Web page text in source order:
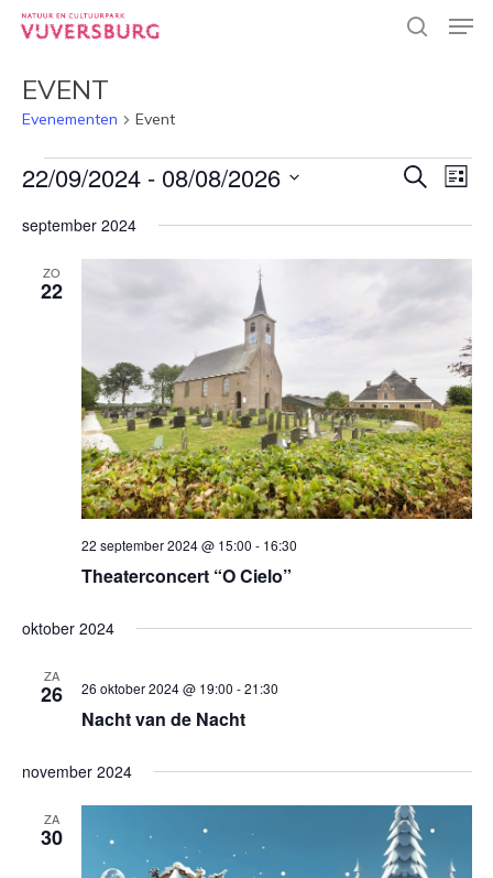
Skip
content
EVENT
Evenementen Event
EVENEMENTEN
EN
Zoeken
Lijst
22/09/2024 - 08/08/2026
een
september 2024
ZO
22
Theaterconcert “O Cielo”
22 september 2024 @ 15:00 - 16:30
oktober 2024
ZA
26
Nacht van de Nacht
26 oktober 2024 @ 19:00 -21:30
november 2024
ZA
30